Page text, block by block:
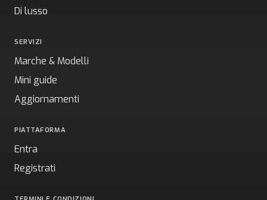
Di lusso
SERVIZI
Marche & Modelli
Mini guide
Aggiornamenti
PIATTAFORMA
Entra
Registrati